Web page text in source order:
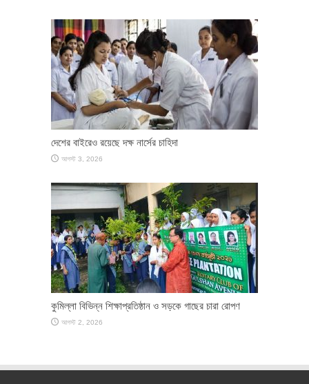
দেশের বাইরেও রয়েছে দক্ষ নার্সের চাহিদা
আগস্ট 3, 2026
কুমিল্লা বিভিন্ন শিক্ষাপ্রতিষ্ঠান ও সড়কে গাছের চারা রোপণ
আগস্ট 2, 2026